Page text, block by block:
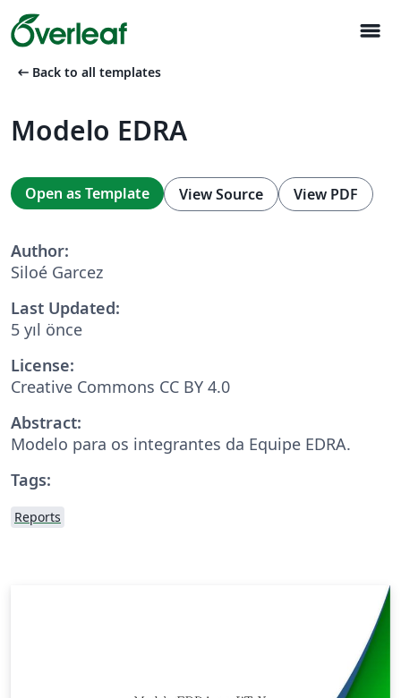
menu
arrow_left_alt Back to all templates
Modelo EDRA
Open as Template View Source View PDF
Author:
Siloé Garcez
Last Updated:
5 yıl önce
License:
Creative Commons CC BY 4.0
Abstract:
Modelo para os integrantes da Equipe EDRA.
Tags:
Reports